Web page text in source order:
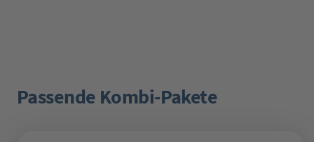
Produktgalerie überspringen
Passende Kombi-Pakete